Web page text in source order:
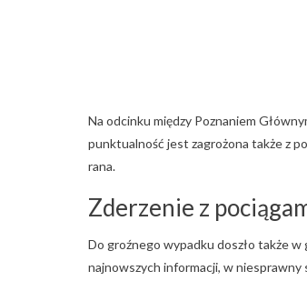
Na odcinku między Poznaniem
punktualność jest zagrożona także z
rana.
Zderzenie z
Do groźnego wypadku doszło także w
najnowszych informacji, w niesprawny